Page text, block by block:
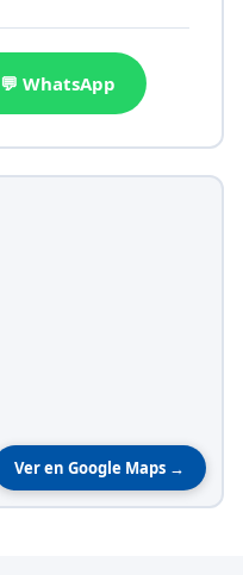
💬 WhatsApp
Ver en Google Maps →